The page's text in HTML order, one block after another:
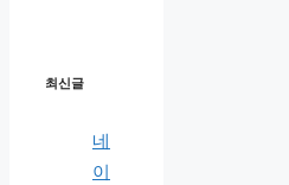
최신글
네
이